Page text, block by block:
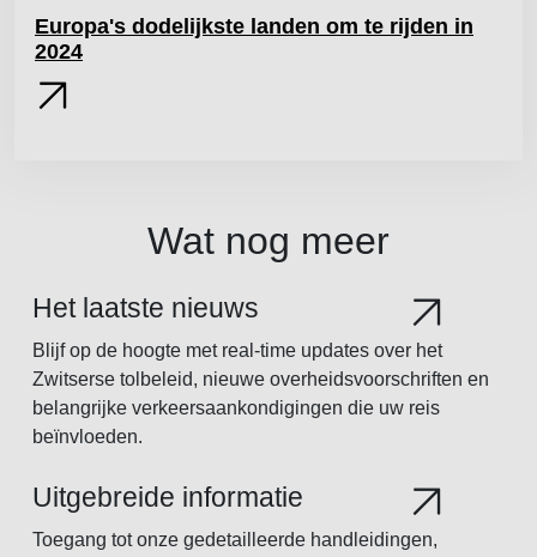
Europa's dodelijkste landen om te rijden in
2024
Wat nog meer
Het laatste nieuws
Blijf op de hoogte met real-time updates over het
Zwitserse tolbeleid, nieuwe overheidsvoorschriften en
belangrijke verkeersaankondigingen die uw reis
beïnvloeden.
Uitgebreide informatie
Toegang tot onze gedetailleerde handleidingen,